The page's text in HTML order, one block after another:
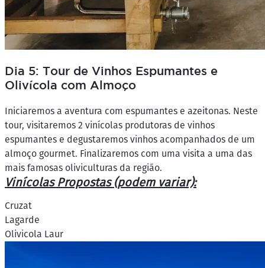
Dia 5: Tour de Vinhos Espumantes e
Olivícola com Almoço
Iniciaremos a aventura com espumantes e azeitonas. Neste
tour, visitaremos 2 vinícolas produtoras de vinhos
espumantes e degustaremos vinhos acompanhados de um
almoço gourmet. Finalizaremos com uma visita a uma das
mais famosas oliviculturas da região.
Vinícolas Propostas (podem variar):
Cruzat
Lagarde
Olivicola Laur